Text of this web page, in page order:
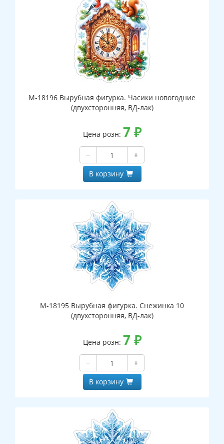
М-18196 Вырубная фигурка. Часики новогодние
(двухсторонняя, ВД-лак)
Цена розн: 7 ₽
−
+
В корзину
М-18195 Вырубная фигурка. Снежинка 10
(двухсторонняя, ВД-лак)
Цена розн: 7 ₽
−
+
В корзину